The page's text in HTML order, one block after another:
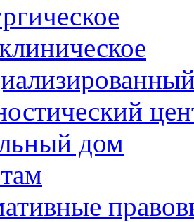
дом